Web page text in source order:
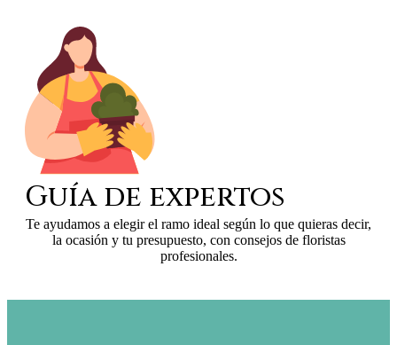
Guía de expertos
Te ayudamos a elegir el ramo ideal según lo que quieras decir,
la ocasión y tu presupuesto, con consejos de floristas
profesionales.